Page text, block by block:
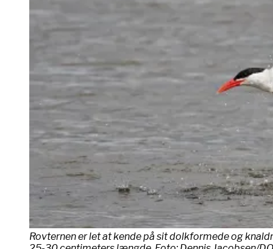
Rovternen er let at kende på sit dolkformede og